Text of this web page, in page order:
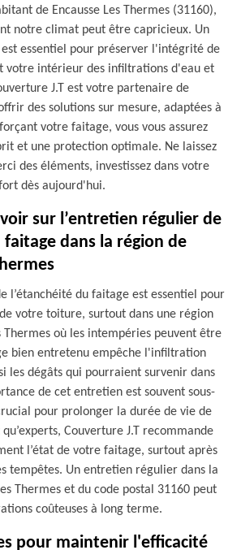
de Encausse Les Thermes (31160),
notre climat peut être capricieux. Un
essentiel pour préserver l'intégrité de
votre intérieur des infiltrations d'eau et
J.T est votre partenaire de
des solutions sur mesure, adaptées à
votre faitage, vous vous assurez
et une protection optimale. Ne laissez
des éléments, investissez dans votre
dès aujourd'hui.
sur l’entretien régulier de
faitage dans la région de
l’étanchéité du faitage est essentiel pour
votre toiture, surtout dans une région
Thermes où les intempéries peuvent être
bien entretenu empêche l'infiltration
les dégâts qui pourraient survenir dans
de cet entretien est souvent sous-
pour prolonger la durée de vie de
Couverture J.T recommande
l’état de votre faitage, surtout après
tempêtes. Un entretien régulier dans la
Thermes et du code postal 31160 peut
coûteuses à long terme.
pour maintenir l'efficacité